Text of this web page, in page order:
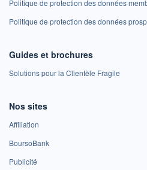
Politique de protection des données
Politique de protection des données
Guides et brochures
Solutions pour la Clientèle Fragile
Nos sites
Affiliation
BoursoBank
Publicité